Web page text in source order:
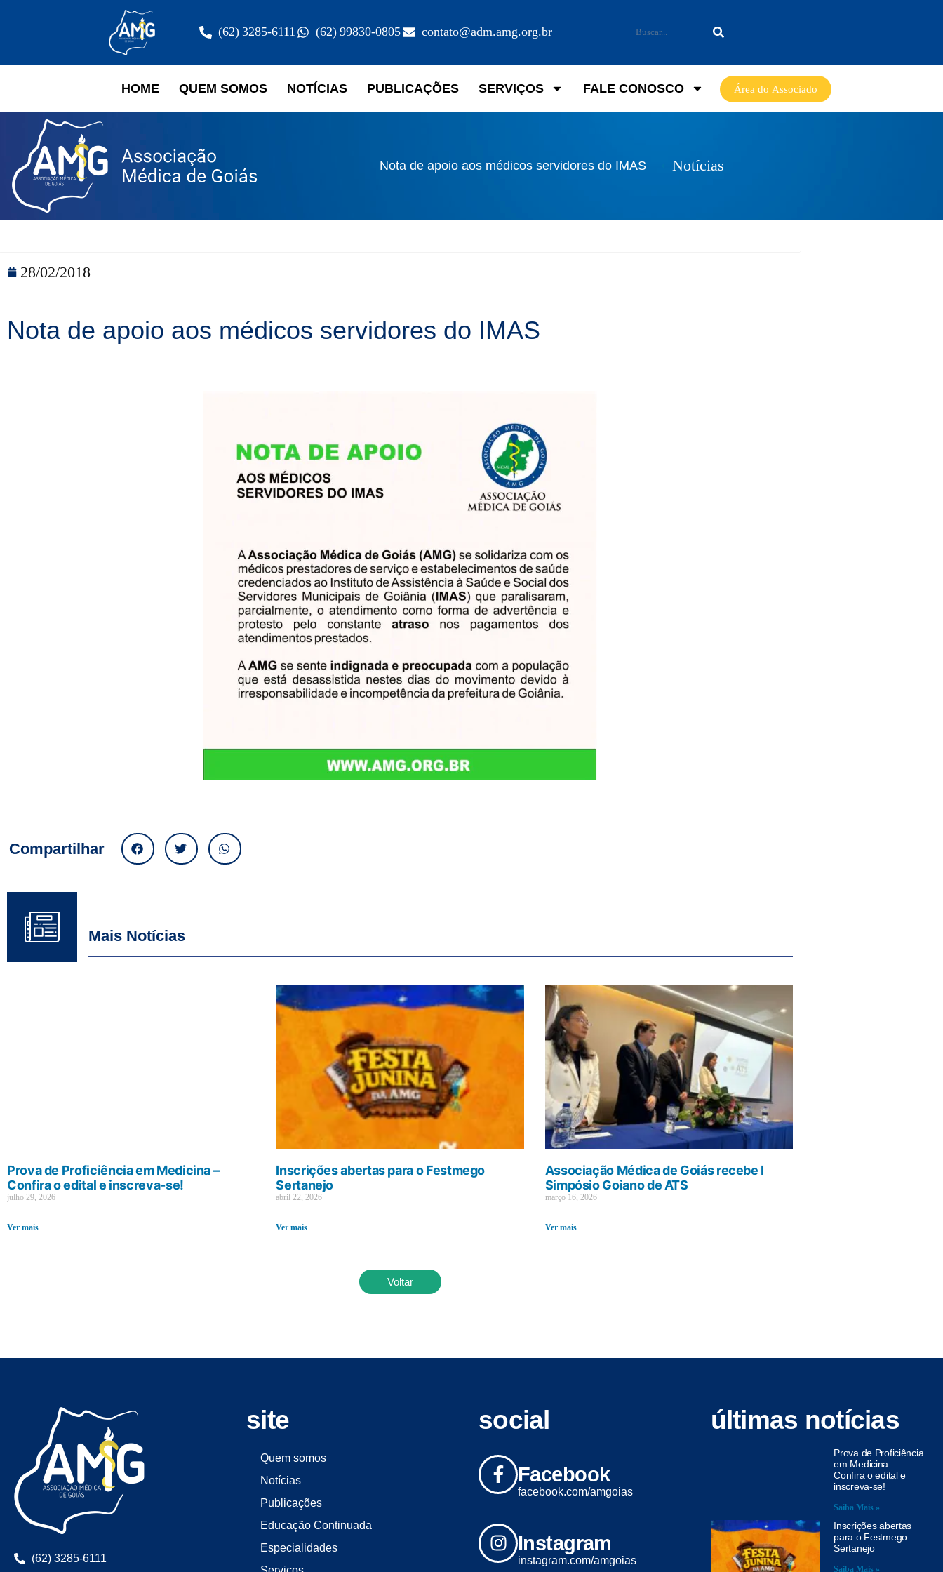
(62) 3285-6111 (62) 99830-0805 contato@adm.amg.org.br
HOME QUEM SOMOS NOTÍCIAS PUBLICAÇÕES SERVIÇOS FALE CONOSCO Área do Associado
Nota de apoio aos médicos servidores do IMAS Notícias
28/02/2018
Nota de apoio aos médicos servidores do IMAS
Compartilhar
Mais Notícias
Prova de Proficiência em Medicina –
Confira o edital e inscreva-se!
julho 29, 2026
Ver mais
Inscrições abertas para o Festmego
Sertanejo
abril 22, 2026
Ver mais
Associação Médica de Goiás recebe I
Simpósio Goiano de ATS
março 16, 2026
Ver mais
Voltar
(62) 3285-6111
site
Quem somos
Notícias
Publicações
Educação Continuada
Especialidades
social
Facebook
facebook.com/amgoias
Instagram
instagram.com/amgoias
últimas notícias
Prova de Proficiência
em Medicina –
Confira o edital e
inscreva-se!
Saiba Mais »
Inscrições abertas
para o Festmego
Sertanejo
Saiba Mais »